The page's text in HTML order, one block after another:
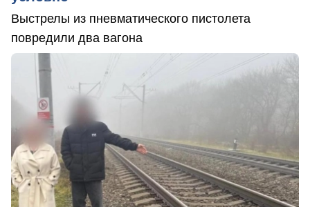
Выстрелы из пневматического пистолета
повредили два вагона